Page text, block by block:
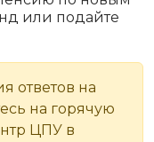
или подайте
ответов на
на горячую
ЦПУ в